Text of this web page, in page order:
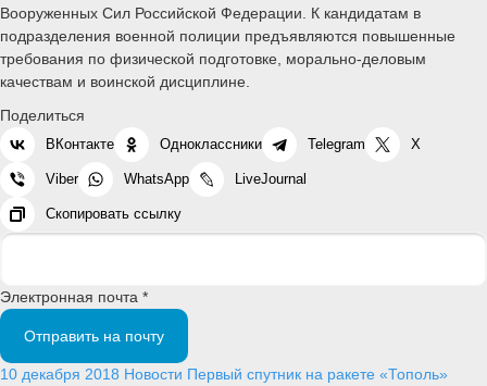
Вооруженных Сил Российской Федерации. К кандидатам в
подразделения военной полиции предъявляются повышенные
требования по физической подготовке, морально-деловым
качествам и воинской дисциплине.
Поделиться
ВКонтакте Одноклассники Telegram X
Viber WhatsApp LiveJournal
Скопировать ссылку
Электронная почта *
Отправить на почту
10 декабря 2018 Новости Первый спутник на ракете «Тополь»